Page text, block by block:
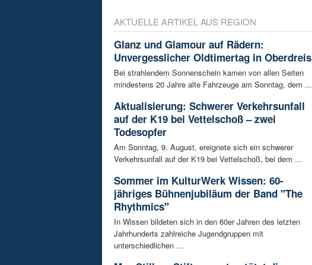
AKTUELLE ARTIKEL AUS REGION
Glanz und Glamour auf Rädern:
Unvergesslicher Oldtimertag in Oberdreis
Bei strahlendem Sonnenschein kamen von allen Seiten
mindestens 20 Jahre alte Fahrzeuge am Sonntag, dem ...
Aktualisierung: Schwerer Verkehrsunfall
auf der K19 bei Vettelschoß – zwei
Todesopfer
Am Sonntag, 9. August, ereignete sich ein schwerer
Verkehrsunfall auf der K19 bei Vettelschoß, bei dem ...
Sommer im KulturWerk Wissen: 60-
jähriges Bühnenjubiläum der Band "The
Rhythmics"
In Wissen bildeten sich in den 60er Jahren des letzten
Jahrhunderts zahlreiche Jugendgruppen mit
unterschiedlichen ...